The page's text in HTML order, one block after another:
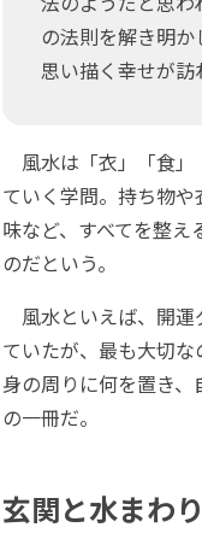
の法則を解き明
思い描く幸せが訪
風水は「衣」「食」
ていく学問。持ち物
味など、すべてを整
のだという。
風水といえば、開運
ていたが、最も大切な
身の周りに何を置き
の一冊だ。
玄関と水まわ